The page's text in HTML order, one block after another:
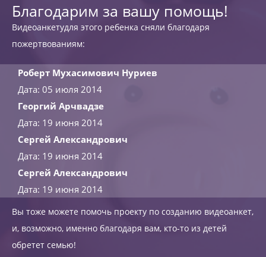
Благодарим за вашу помощь!
Видеоанкетудля этого ребенка сняли благодаря
пожертвованиям:
Роберт Мухасимович Нуриев
Дата: 05 июля 2014
Георгий Арчвадзе
Дата: 19 июня 2014
Сергей Александрович
Дата: 19 июня 2014
Сергей Александрович
Дата: 19 июня 2014
Вы тоже можете помочь проекту по созданию видеоанкет,
и, возможно, именно благодаря вам, кто-то из детей
обретет семью!